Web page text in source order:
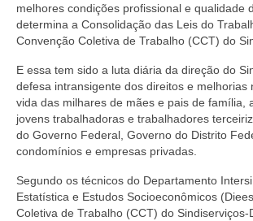
melhores condições profissional e qualidade
determina a Consolidação das Leis do
Convenção Coletiva de Trabalho (CCT) do
E essa tem sido a luta diária da direção do
defesa intransigente dos direitos e melhorias
vida das milhares de mães e pais de família,
jovens trabalhadoras e trabalhadores
do Governo Federal, Governo do Distrito
condomínios e empresas privadas.
Segundo os técnicos do Departamento
Estatística e Estudos Socioeconômicos
Coletiva de Trabalho (CCT) do